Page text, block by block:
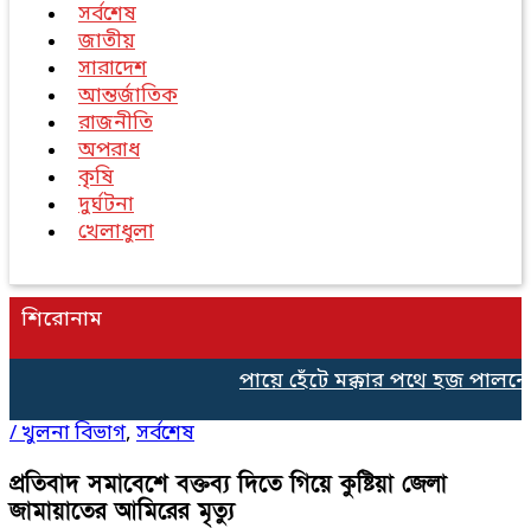
সর্বশেষ
জাতীয়
সারাদেশ
আন্তর্জাতিক
রাজনীতি
অপরাধ
কৃষি
দুর্ঘটনা
খেলাধুলা
শিরোনাম
পায়ে হেঁটে মক্কার পথে হজ
/খুলনা বিভাগ, সর্বশেষ
প্রতিবাদ সমাবেশে বক্তব্য দিতে গিয়ে কুষ্টিয়া জেলা
জামায়াতের আমিরের মৃত্যু